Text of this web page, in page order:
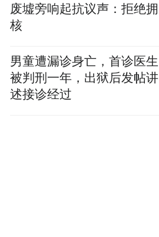
废墟旁响起抗议声：拒绝拥
核
男童遭漏诊身亡，首诊医生
被判刑一年，出狱后发帖讲
述接诊经过